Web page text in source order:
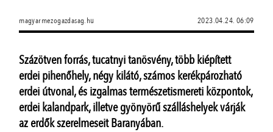
magyarmezogazdasag.hu 2023.04.24. 06:09
Százötven forrás, tucatnyi tanösvény, több kiépített
erdei pihenőhely, négy kilátó, számos kerékpározható
erdei útvonal, és izgalmas természetismereti központok,
erdei kalandpark, illetve gyönyörű szálláshelyek várják
az erdők szerelmeseit Baranyában.